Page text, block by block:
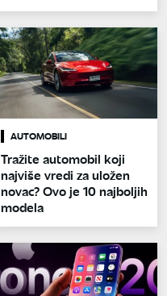
AUTOMOBILI
Tražite automobil koji
najviše vredi za uložen
novac? Ovo je 10 najboljih
modela